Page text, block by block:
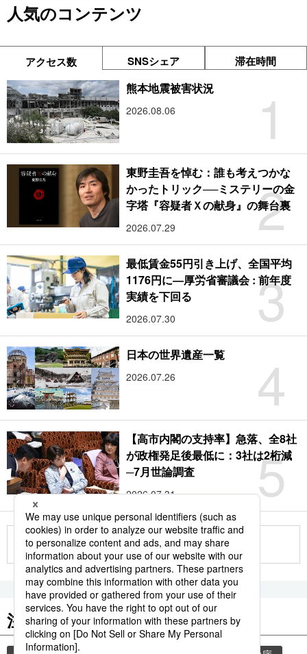
人気のコンテンツ
アクセス数 SNSシェア 滞在時間
1
熊本地震被害状況
2026.08.06
2
東野圭吾を悼む：誰も考えつかな
かったトリック──ミステリーの金
字塔『容疑者Ｘの献身』の舞台裏
2026.07.29
3
最低賃金55円引き上げ、全国平均
1176円に―厚労省審議会 : 前年度
実績を下回る
2026.07.30
4
日本の世界遺産一覧
2026.07.26
5
【高市内閣の支持率】急落、全8社
が政権発足後最低に：3社は2桁減
─7月世論調査
2026.07.31
もっと見る
注目のキーワード